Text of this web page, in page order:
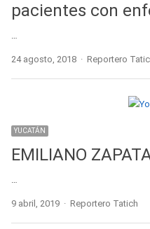
pacientes con
…
24 agosto, 2018 Author
Reportero
YUCATÁN
EMILIANO
9 abril, 2019 Author
Reportero Tatich